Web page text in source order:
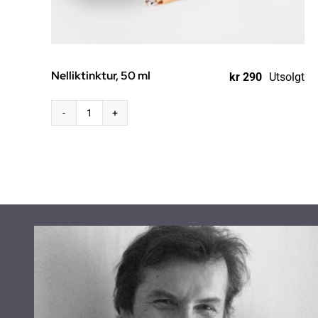
Nelliktinktur, 50 ml kr290 Utsolgt
Nelliktinktur,